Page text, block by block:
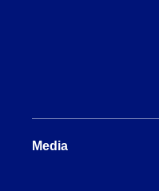
Media